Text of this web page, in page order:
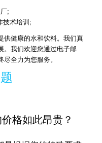
;
技术培训;
供健康的水和饮料。我们真
。我们欢迎您通过电子邮
全力为您服务。
格如此昂贵？